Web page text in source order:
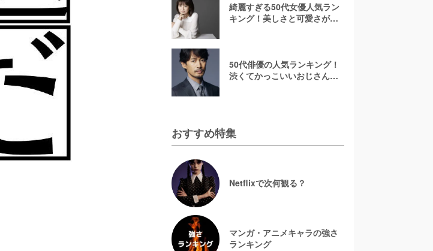
綺麗すぎる50代女優人気ラン
キング！美しさと可愛さが魅
50代俳優の人気ランキング！
渋くてかっこいいおじさん俳
おすすめ特集
Netflixで次何観る？
マンガ・アニメキャラの強さ
ランキング